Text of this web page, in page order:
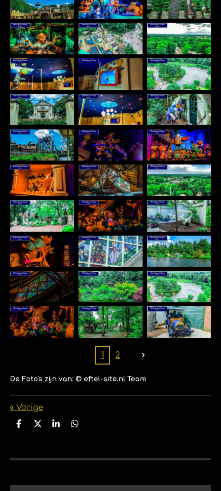
1 2
De Foto's zijn van: © eftel-site.nl Team
« Vorige
D
n
D
S
e
D
n